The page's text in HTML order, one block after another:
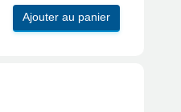
Ajouter au panier